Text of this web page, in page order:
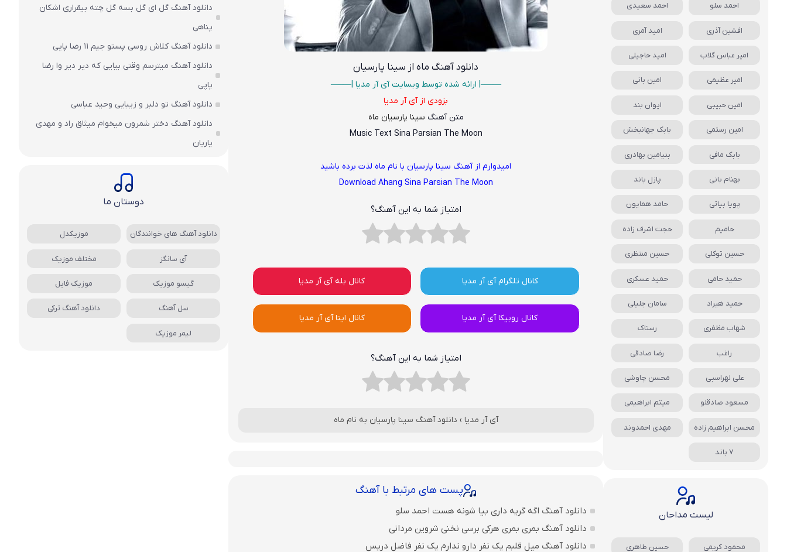
دانلود آهنگماه از سینا پارسیان
——–| ارائه شده توسط وبسایت آی آر مدیا |—–—
بزودی از آی آر مدیا
متن آهنگ سینا پارسیان ماه
Music Text Sina Parsian The Moon
امیدوارم از آهنگ سینا پارسیان با نام ماه لذت برده باشید
Download Ahang Sina Parsian The Moon
امتیاز شما به این آهنگ؟
کانال تلگرام آی آر مدیا کانال بله آی آر مدیا
کانال روبیکا آی آر مدیا کانال ایتا آی آر مدیا
امتیاز شما به این آهنگ؟
آی آر مدیا › دانلود آهنگ سینا پارسیان به نام ماه
پست های مرتبط با آهنگ
دانلود آهنگ اگه گریه داری بیا شونه هست احمد سلو
دانلود آهنگ بمری بمری هرکی برسی نخنی شروین مردانی
دانلود آهنگ میل قلبم یک نفر دارو ندارم یک نفر فاضل دریس
احمد سلو احمد سعیدی
افشین آذری امید آمری
امیر عباس گلاب امید حاجیلی
امیر عظیمی امین بانی
امین حبیبی ایوان بند
امین رستمی بابک جهانبخش
بابک مافی بنیامین بهادری
بهنام بانی پازل باند
پویا بیاتی حامد همایون
حامیم حجت اشرف زاده
حسین توکلی حسین منتظری
حمید حامی حمید عسکری
حمید هیراد سامان جلیلی
شهاب مظفری رستاک
راغب رضا صادقی
علی لهراسبی محسن چاوشی
مسعود صادقلو میثم ابراهیمی
محسن ابراهیم زاده مهدی احمدوند
7 باند
لیست مداحان
محمود کریمی حسین طاهری
دانلود آهنگ گل ای گل بسه گل چته بیقراری اشکان
پناهی
دانلود آهنگ کلاش روسی پستو جیم ۱۱ رضا پاپی
دانلود آهنگ میترسم وقتی بیایی که دیر دیر وا رضا
پاپی
دانلود آهنگ تو دلبر و زیبایی وحید عباسی
دانلود آهنگ دختر شمرون میخوام میثاق راد و مهدی
یاریان
دوستان ما
دانلود آهنگ های خوانندگان موزیکدل
آی سانگز مختلف موزیک
گیسو موزیک موزیک فایل
سل آهنگ دانلود آهنگ ترکی
لیمر موزیک